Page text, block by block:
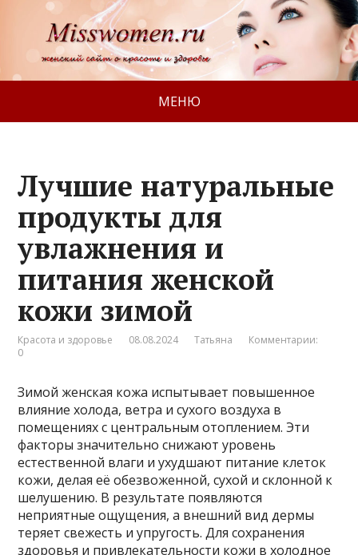
МЕНЮ
Лучшие натуральные
продукты для
увлажнения и
питания женской
кожи зимой
Красота и здоровье 08.08.2024 Татьяна
Комментарии:
0
Зимой женская кожа испытывает повышенное
влияние холода, ветра и сухого воздуха в
помещениях с центральным отоплением. Эти
факторы значительно снижают уровень
естественной влаги и ухудшают питание клеток
кожи, делая её обезвоженной, сухой и склонной к
шелушению. В результате появляются
неприятные ощущения, а внешний вид дермы
теряет свежесть и упругость. Для сохранения
здоровья и привлекательности кожи в холодное